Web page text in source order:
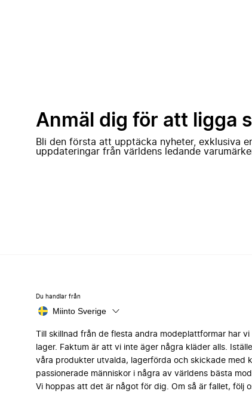
Anmäl dig för att ligga
Bli den första att upptäcka nyheter, exklusiva
uppdateringar från världens ledande
Du handlar från
Miinto Sverige
Till skillnad från de flesta andra modeplattformar har vi
lager. Faktum är att vi inte äger några kläder alls.
våra produkter utvalda, lagerförda och skickade med
passionerade människor i några av världens bästa
Vi hoppas att det är något för dig. Om så är fallet, följ